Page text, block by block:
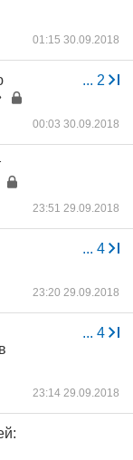
01:15 30.09.2018
... 2
00:03 30.09.2018
23:51 29.09.2018
... 4
23:20 29.09.2018
... 4
23:14 29.09.2018